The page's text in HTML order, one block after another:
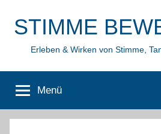
InhaltSTIMME
Erleben & Wirken von Stimme,
Menü